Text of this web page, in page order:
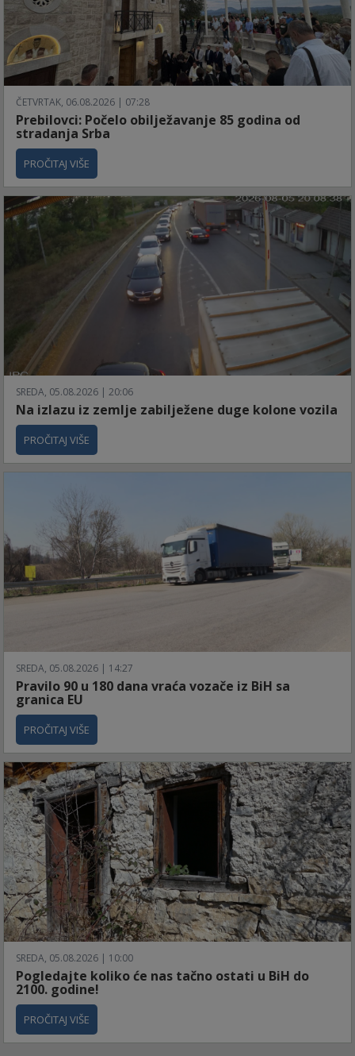
ČETVRTAK, 06.08.2026 | 07:28
Prebilovci: Počelo obilježavanje 85 godina od
stradanja Srba
PROČITAJ VIŠE
SREDA, 05.08.2026 | 20:06
Na izlazu iz zemlje zabilježene duge kolone vozila
PROČITAJ VIŠE
SREDA, 05.08.2026 | 14:27
Pravilo 90 u 180 dana vraća vozače iz BiH sa
granica EU
PROČITAJ VIŠE
SREDA, 05.08.2026 | 10:00
Pogledajte koliko će nas tačno ostati u BiH do
2100. godine!
PROČITAJ VIŠE